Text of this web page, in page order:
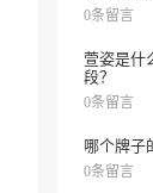
0条留言
萱姿是什
段？
0条留言
哪个牌子
0条留言